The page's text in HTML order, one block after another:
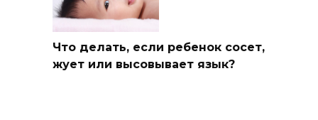
Что делать, если ребенок сосет,
жует или высовывает язык?